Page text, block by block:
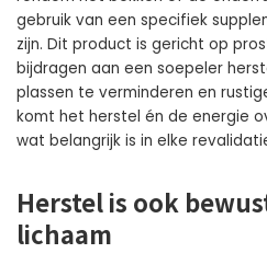
gebruik van een specifiek
zijn. Dit product is gericht op
bijdragen aan een soepeler
plassen te verminderen en
komt het herstel én de energie
wat belangrijk is in elke
Herstel is ook
lichaam